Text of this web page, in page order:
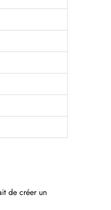
de créer un